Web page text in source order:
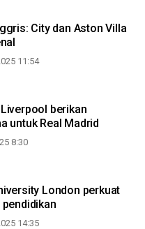
City dan Aston Villa
11:54
berikan
untuk Real Madrid
8:30
London perkuat
14:35